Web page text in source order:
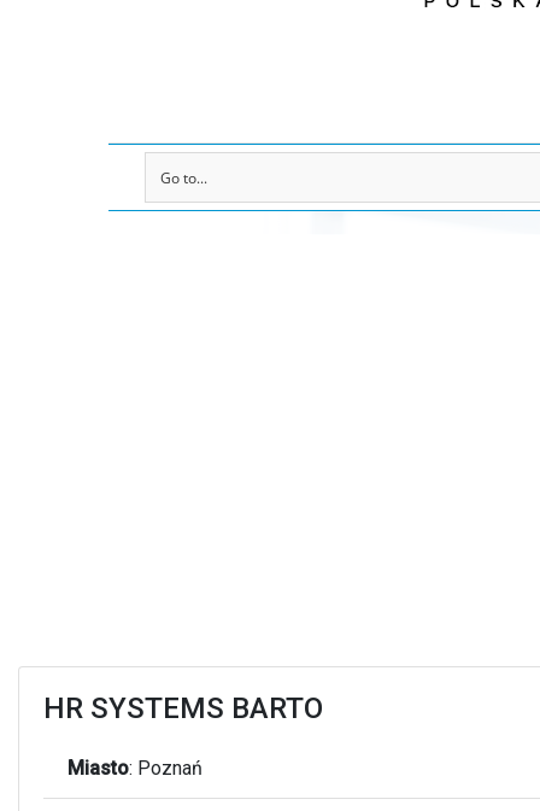
HR SYSTEMS BARTO
Miasto: Poznań